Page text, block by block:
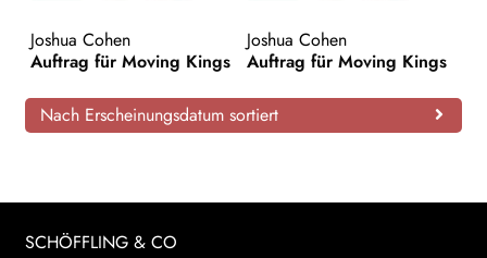
AKTUELLES
WEITERE VERLAGE
Search:
Joshua Cohen
Auftrag für Moving Kings
Joshua Cohen
Auftrag für Moving Kings
Nach Erscheinungsdatum sortiert
SCHÖFFLING & CO